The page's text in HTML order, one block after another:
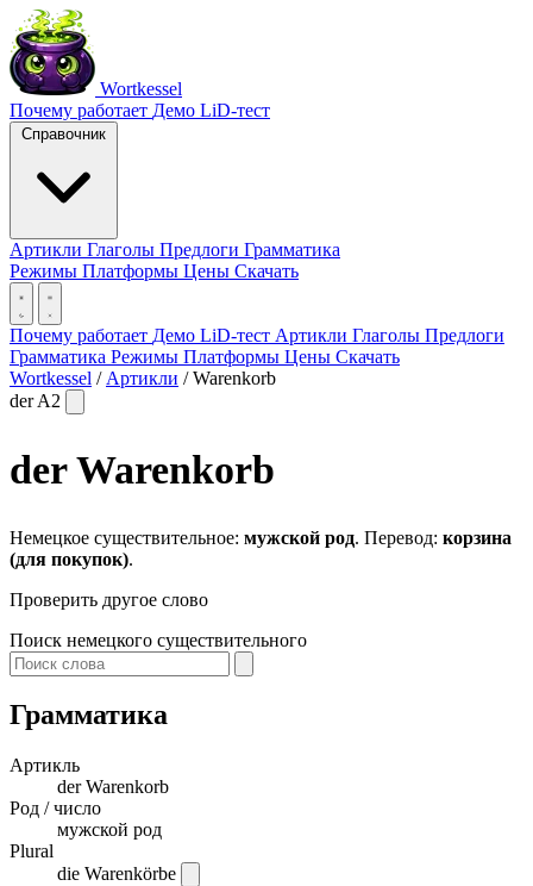
Wortkessel
Почему работает Демо LiD-тест
Справочник
Артикли Глаголы Предлоги Грамматика
Режимы Платформы Цены Скачать
Почему работает Демо LiD-тест Артикли Глаголы Предлоги
Грамматика Режимы Платформы Цены Скачать
Wortkessel / Артикли / Warenkorb
derA2
derWarenkorb
Немецкое существительное: мужской род. Перевод: корзина
(для покупок).
Проверить другое слово
Поиск немецкого существительного
Грамматика
Артикль
derWarenkorb
Род / число
мужской род
Plural
die Warenkörbe